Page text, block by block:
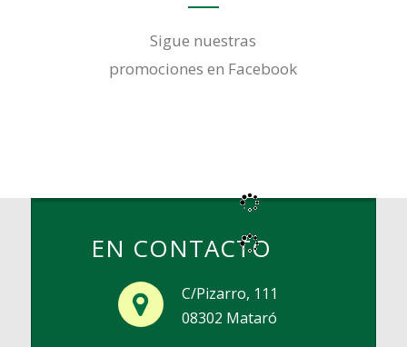
Sigue nuestras
promociones en Facebook
EN CONTACTO
C/Pizarro, 111
08302 Mataró